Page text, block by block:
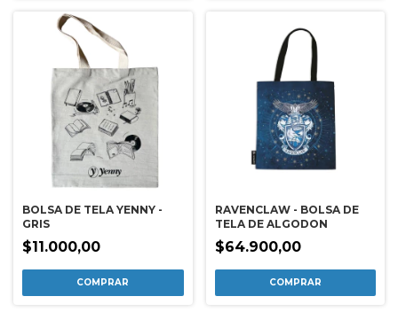
BOLSA DE TELA YENNY -
GRIS
$11.000,00
RAVENCLAW - BOLSA DE
TELA DE ALGODON
$64.900,00